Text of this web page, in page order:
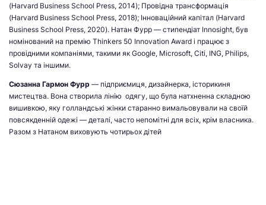
(Harvard Business School Press, 2014); Провідна трансформація
(Harvard Business School Press, 2018); Інноваційний капітал (Harvard
Business School Press, 2020). Натан Фурр — стипендіат Innosight, був
номінований на премію Thinkers 50 Innovation Award і працює з
провідними компаніями, такими як Google, Microsoft, Citi, ING, Philips,
Solvay та іншими.
Сюзанна Гармон Фурр — підприємиця, дизайнерка, історикиня
мистецтва. Вона створила лінію одягу, що була натхненна складною
вишивкою, яку голландські жінки старанно вимальовували на своїй
повсякденній одежі — деталі, часто непомітні для всіх, крім власника.
Разом з Натаном виховують чотирьох дітей